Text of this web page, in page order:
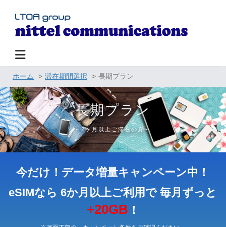
Toggle navigation
ホーム 滞在期間選択 長期プラン
長期プラン
～2ヶ月以上ご滞在の方～
今だけ！データ増量キャンペーン中！
eSIMなら 6か月以上ご利用で 毎月ずっと
+20GB ！